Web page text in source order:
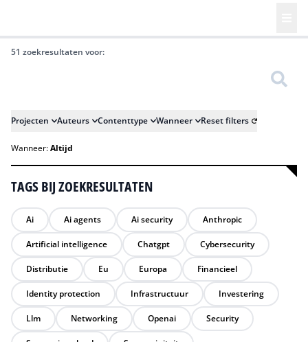
51 zoekresultaten voor:
Projecten Auteurs Contenttype Wanneer Reset filters
Wanneer:Altijd
TAGS BIJ ZOEKRESULTATEN
Ai Ai agents Ai security Anthropic
Artificial intelligence Chatgpt Cybersecurity
Distributie Eu Europa Financieel
Identity protection Infrastructuur Investering
Llm Networking Openai Security